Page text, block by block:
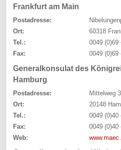
Frankfurt am Main
Postadresse:
Ort:
60318
Tel.:
0049 (0)69
Fax:
0049 (0)69
Generalkonsulat des
Hamburg
Postadresse:
Mittelweg
Ort:
20148
Tel.:
0049 (0)40
Fax:
0049 (0)40
Web: